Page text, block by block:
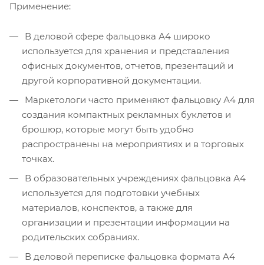
Применение:
В деловой сфере фальцовка А4 широко
используется для хранения и представления
офисных документов, отчетов, презентаций и
другой корпоративной документации.
Маркетологи часто применяют фальцовку А4 для
создания компактных рекламных буклетов и
брошюр, которые могут быть удобно
распространены на мероприятиях и в торговых
точках.
В образовательных учреждениях фальцовка А4
используется для подготовки учебных
материалов, конспектов, а также для
организации и презентации информации на
родительских собраниях.
В деловой переписке фальцовка формата A4